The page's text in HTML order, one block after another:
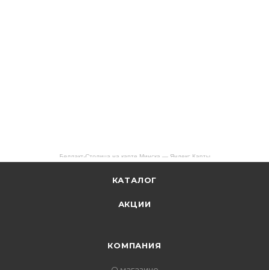
Беллакт-Столица на карте Минска — Яндекс Карты
КАТАЛОГ
АКЦИИ
КОМПАНИЯ